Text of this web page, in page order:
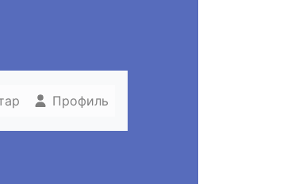
Профиль